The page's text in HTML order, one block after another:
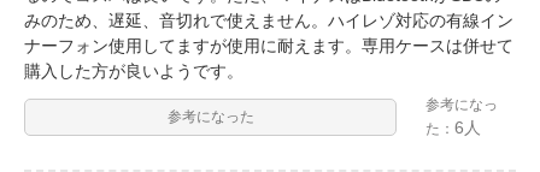
みのため、遅延、音切れで使えません。ハイレゾ対応の有線イン
ナーフォン使用してますが使用に耐えます。専用ケースは併せて
購入した方が良いようです。
参考になった
参考になっ
た：6人